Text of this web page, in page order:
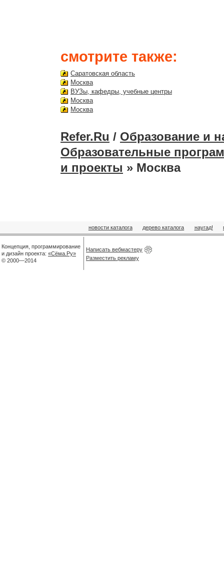
смотрите также:
Саратовская область
Москва
ВУЗы, кафедры, учебные центры
Москва
Москва
Refer.Ru / Образование и
Образовательные
и проекты » Москва
новости каталога дерево каталога наугад!
Концепция, программирование
и дизайн проекта: «Сёма.Ру»
© 2000—2014
Написать вебмастеру
Разместить рекламу